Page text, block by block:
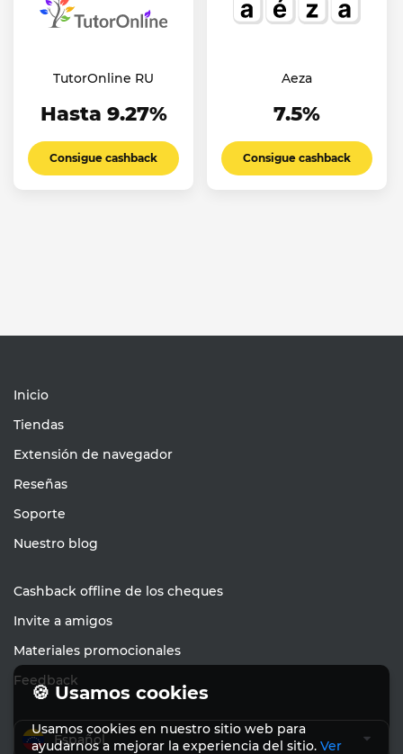
TutorOnline RU
Hasta 9.27%
Consigue cashback
Aeza
7.5%
Consigue cashback
Inicio
Tiendas
Extensión de navegador
Reseñas
Soporte
Nuestro blog
Cashback offline de los cheques
Invite a amigos
Materiales promocionales
Feedback
Español
🍪 Usamos cookies
Usamos cookies en nuestro sitio web para
ayudarnos a mejorar la experiencia del sitio. Ver